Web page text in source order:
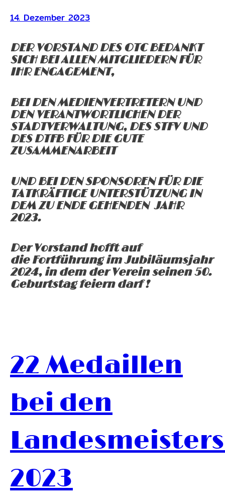
14. Dezember 2023
DER VORSTAND DES OTC BEDANKT
SICH BEI ALLEN MITGLIEDERNFÜR
IHR ENGAGEMENT,
BEI DEN MEDIENVERTRETERN UND
DEN VERANTWORTLICHEN DER
STADTVERWALTUNG, DES STFV UND
DES DTFB FÜR DIE GUTE
ZUSAMMENARBEIT
UND BEI DEN SPONSOREN FÜR DIE
TATKRÄFTIGE UNTERSTÜTZUNG IN
DEM ZU ENDE GEHENDEN JAHR
2023.
Der Vorstand hofft auf
die Fortführung im Jubiläumsjahr
2024, in dem der Verein seinen 50.
Geburtstag feiern darf !
22 Medaillen
bei den
2023